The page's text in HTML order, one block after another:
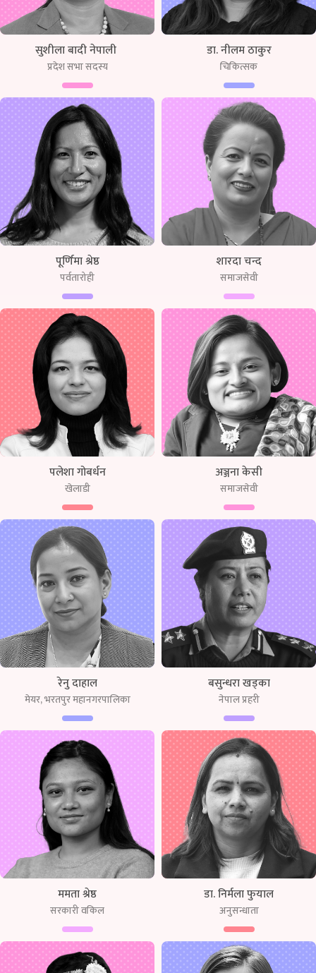
सुशीला बादी नेपाली
प्रदेश सभा सदस्य
डा. नीलम ठाकुर
चिकित्सक
पूर्णिमा श्रेष्ठ
पर्वतारोही
शारदा चन्द
समाजसेवी
पलेशा गोबर्धन
खेलाडी
अञ्जना केसी
समाजसेवी
रेनु दाहाल
मेयर, भरतपुर महानगरपालिका
बसुन्धरा खड्का
नेपाल प्रहरी
ममता श्रेष्ठ
सरकारी वकिल
डा. निर्मला फुयाल
अनुसन्धाता